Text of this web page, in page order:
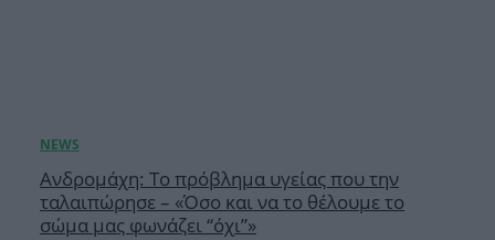
Ανδρομάχη: Το πρόβλημα υγείας που την
ταλαιπώρησε – «Όσο και να το θέλουμε το
σώμα μας φωνάζει “όχι”»